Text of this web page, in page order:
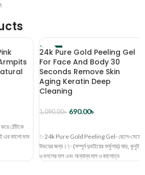
ঠোঁটকে
কালো ভাব
-37%
HOT
24k Pure Gold Peeling Gel
For Face And Body 30
Seconds Remove Skin
Aging Keratin Deep
Cleaning
1,090.00৳ 690.00৳
✨24k Pure Gold Peeling Gel- ছেলে-মেয়ে
উভয়ের জন্য।✨ (সম্পূর্ন দুবাইয়ের ফর্মুলায়) ঘাড়, কুনুই
ও বগলের দাগ এবং অন্যান্য দাগ ও কালোত্ব